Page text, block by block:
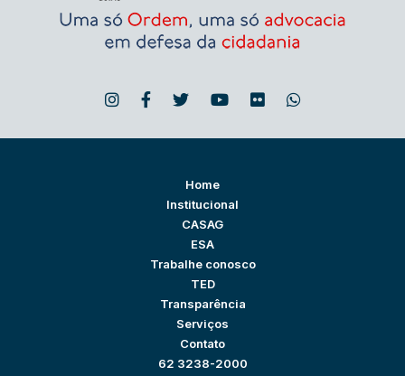
Home
Institucional
CASAG
ESA
Trabalhe conosco
TED
Transparência
Serviços
Contato
62 3238-2000